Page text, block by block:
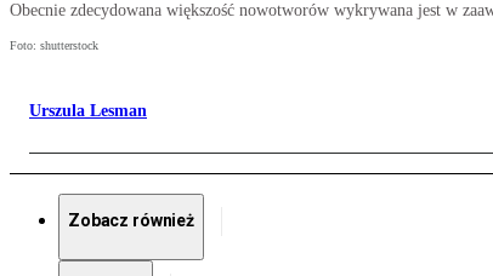
Obecnie zdecydowana większość nowotworów wykrywana jest w
Foto: shutterstock
Urszula Lesman
Zobacz również